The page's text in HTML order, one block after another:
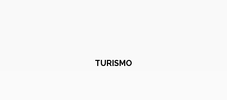
TURISMO